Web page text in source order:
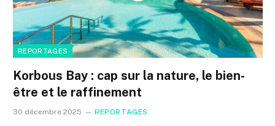
REPORTAGES
Korbous Bay : cap sur la nature, le bien-
être et le raffinement
30 décembre 2025 REPORTAGES